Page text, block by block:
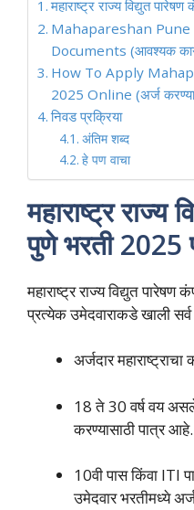
महाराष्ट्र राज्य विद्युत
Mahapareshan
Documents (आवश्यक
How To Apply
2025 Online (अर्ज
निवड प्रक्रिया
अंतिम शब्द
हे पण वाचा
महाराष्ट्र राज्य
पुणे भरती 2025
महाराष्ट्र राज्य विद्युत
प्रत्येक उमेदवाराकडे खाली
अर्जदार
18 ते 30 वर्ष वय
करण्यासाठी पात्र आहे.
10वी पास किंवा ITI
उमेदवार भरतीमध्ये